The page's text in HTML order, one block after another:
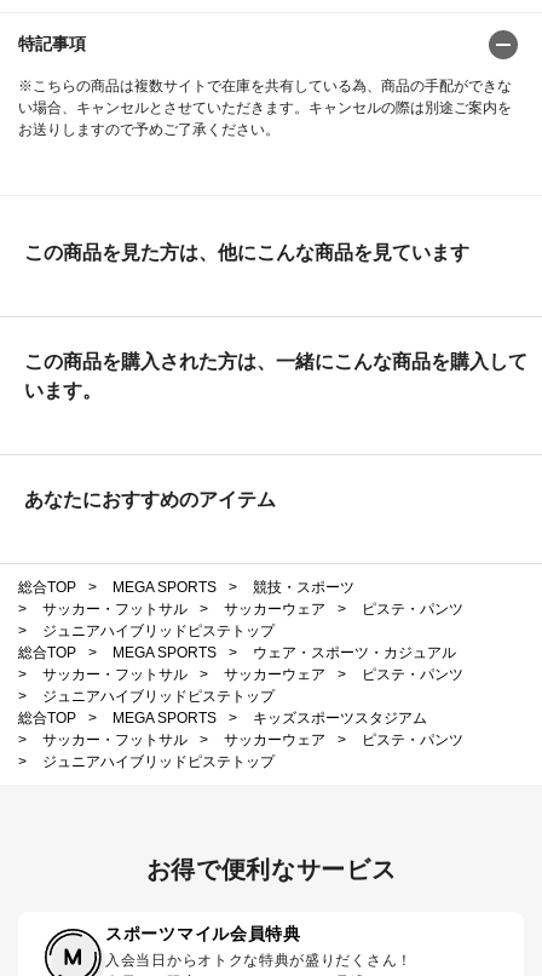
特記事項
※こちらの商品は複数サイトで在庫を共有している為、商品の手配ができな
い場合、キャンセルとさせていただきます。キャンセルの際は別途ご案内を
お送りしますので予めご了承ください。
この商品を見た方は、他にこんな商品を見ています
この商品を購入された方は、一緒にこんな商品を購入して
います。
あなたにおすすめのアイテム
総合TOP > MEGA SPORTS >
競技・スポーツ
>
サッカー・フットサル > サッカーウェア >
ピステ・パンツ
>
ジュニアハイブリッドピステトップ
総合TOP
> MEGA SPORTS >
ウェア・スポーツ・カジュアル
>
サッカー・フットサル > サッカーウェア >
ピステ・パンツ
>
ジュニアハイブリッドピステトップ
総合TOP
> MEGA SPORTS >
キッズスポーツスタジアム
>
サッカー・フットサル > サッカーウェア >
ピステ・パンツ
>
ジュニアハイブリッドピステトップ
お得で便利なサービス
スポーツマイル会員特典
入会当日からオトクな特典が盛りだくさん！